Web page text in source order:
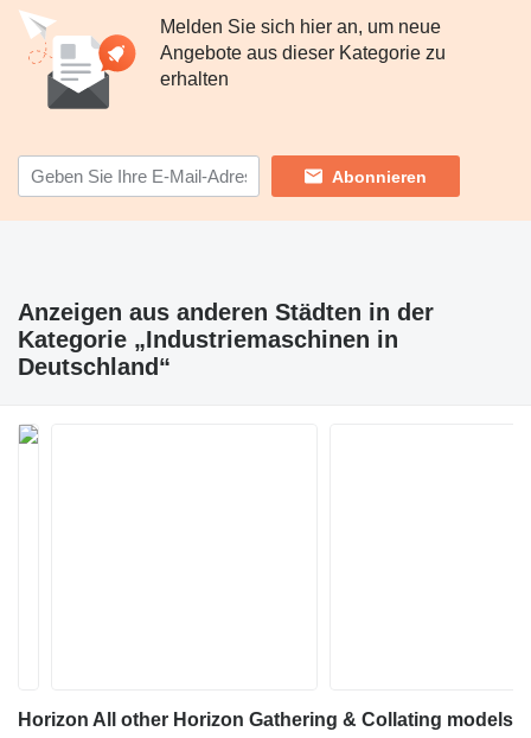
Melden Sie sich hier an, um neue
Angebote aus dieser Kategorie zu
erhalten
Abonnieren
Anzeigen aus anderen Städten in der
Kategorie „Industriemaschinen in
Deutschland“
Horizon All other Horizon Gathering & Collating models